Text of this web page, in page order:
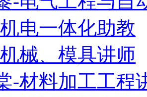
电一体化助教
械、模具讲师
-材料加工工程